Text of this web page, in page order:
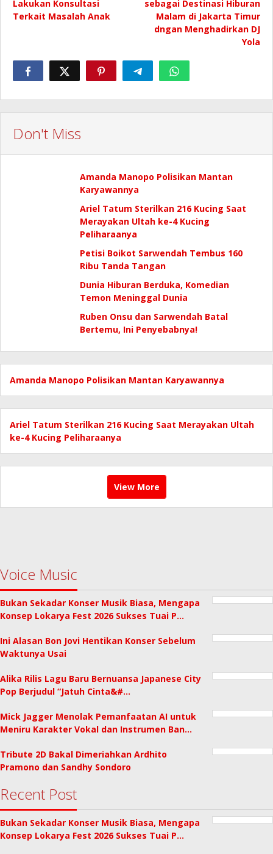
Lakukan Konsultasi
Terkait Masalah Anak
sebagai Destinasi Hiburan
Malam di Jakarta Timur
dngan Menghadirkan DJ
Yola
Don't Miss
Amanda Manopo Polisikan Mantan
Karyawannya
Ariel Tatum Sterilkan 216 Kucing Saat
Merayakan Ultah ke-4 Kucing
Peliharaanya
Petisi Boikot Sarwendah Tembus 160
Ribu Tanda Tangan
Dunia Hiburan Berduka, Komedian
Temon Meninggal Dunia
Ruben Onsu dan Sarwendah Batal
Bertemu, Ini Penyebabnya!
Amanda Manopo Polisikan Mantan Karyawannya
Ariel Tatum Sterilkan 216 Kucing Saat Merayakan Ultah
ke-4 Kucing Peliharaanya
View More
Voice Music
Bukan Sekadar Konser Musik Biasa, Mengapa
Konsep Lokarya Fest 2026 Sukses Tuai P…
Ini Alasan Bon Jovi Hentikan Konser Sebelum
Waktunya Usai
Alika Rilis Lagu Baru Bernuansa Japanese City
Pop Berjudul “Jatuh Cinta&#…
Mick Jagger Menolak Pemanfaatan AI untuk
Meniru Karakter Vokal dan Instrumen Ban…
Tribute 2D Bakal Dimeriahkan Ardhito
Pramono dan Sandhy Sondoro
Recent Post
Bukan Sekadar Konser Musik Biasa, Mengapa
Konsep Lokarya Fest 2026 Sukses Tuai P…